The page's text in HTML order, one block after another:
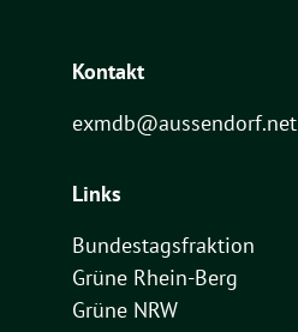
Kontakt
exmdb@aussendorf.net
Links
Bundestagsfraktion
Grüne Rhein-Berg
Grüne NRW